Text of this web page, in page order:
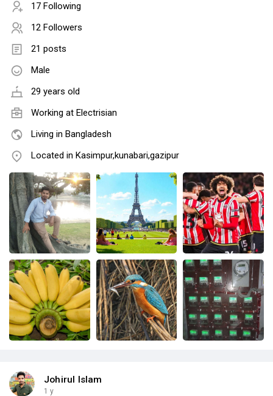
17 Following
12 Followers
21 posts
Male
29 years old
Working at Electrisian
Living in Bangladesh
Located in Kasimpur,kunabari,gazipur
Johirul Islam
1 y